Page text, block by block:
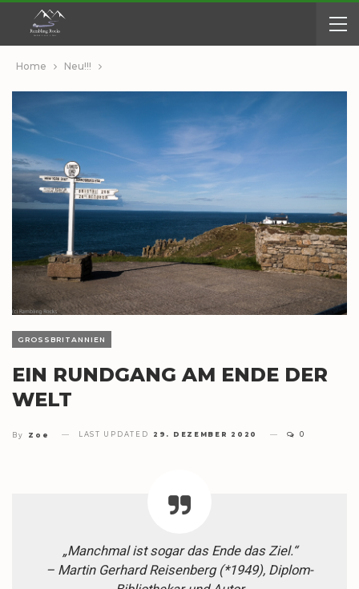
Home Neu!!!
GROSSBRITANNIEN
EIN RUNDGANG AM ENDE DER
WELT
By Zoe LAST UPDATED 29. DEZEMBER 2020 0
„Manchmal ist sogar das Ende das Ziel.“
– Martin Gerhard Reisenberg (*1949), Diplom-